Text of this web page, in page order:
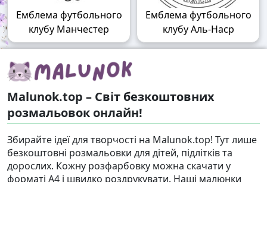
Емблема футбольного
клубу Манчестер
Емблема футбольного
клубу Аль-Наср
Malunok.top – Світ безкоштовних
розмальовок онлайн!
Збирайте ідеї для творчості на Malunok.top! Тут лише
безкоштовні розмальовки для дітей, підлітків та
дорослих. Кожну розфарбовку можна скачати у
форматі А4 і швидко роздрукувати. Наші малюнки